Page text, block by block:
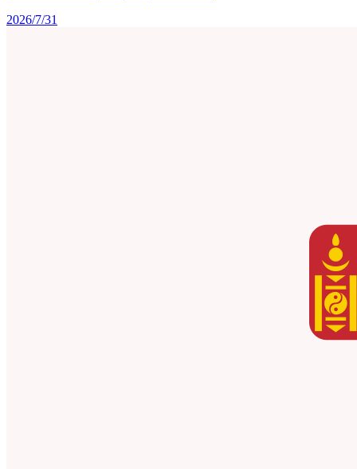
2026/7/31